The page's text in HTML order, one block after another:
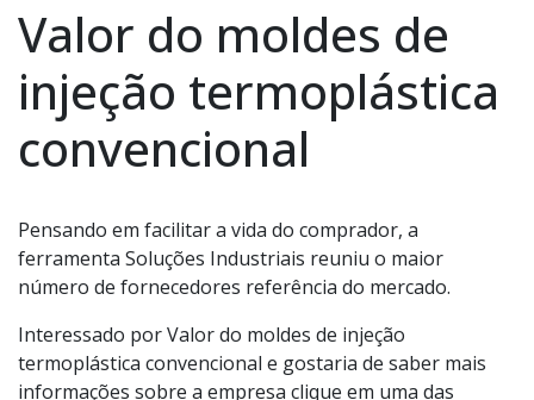
Valor do moldes de
injeção termoplástica
convencional
Pensando em facilitar a vida do comprador, a
ferramenta Soluções Industriais reuniu o maior
número de fornecedores referência do mercado.
Interessado por Valor do moldes de injeção
termoplástica convencional e gostaria de saber mais
informações sobre a empresa clique em uma das